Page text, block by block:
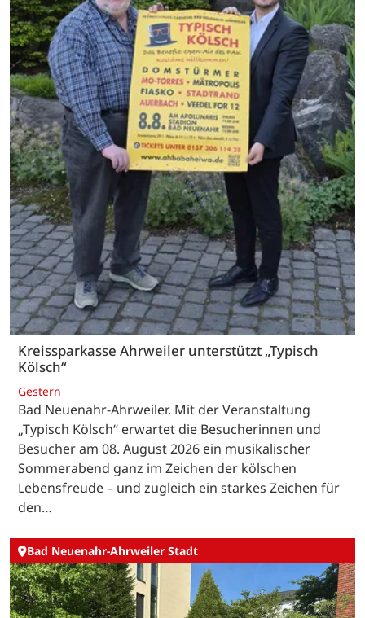
Kreissparkasse Ahrweiler unterstützt „Typisch
Kölsch“
Gestern
Bad Neuenahr-Ahrweiler. Mit der Veranstaltung
„Typisch Kölsch“ erwartet die Besucherinnen und
Besucher am 08. August 2026 ein musikalischer
Sommerabend ganz im Zeichen der kölschen
Lebensfreude – und zugleich ein starkes Zeichen für
den…
Bad Neuenahr-Ahrweiler Stadt